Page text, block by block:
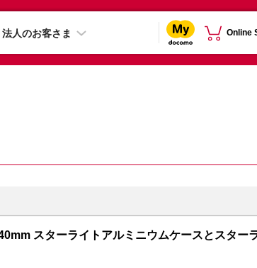
法人のお客さま Online
スターライトアルミニウムケースとスター